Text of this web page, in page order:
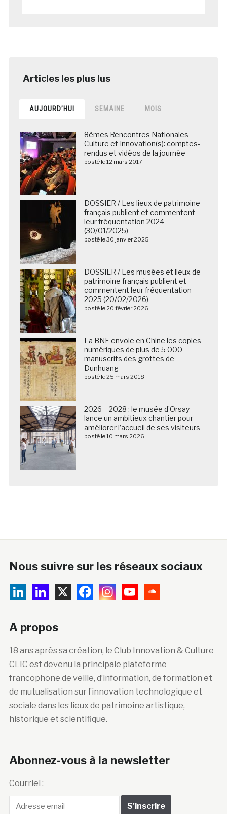
AUJOURD’HUI SEMAINE MOIS
8èmes Rencontres Nationales
Culture et Innovation(s): comptes-
rendus et vidéos de la journée
posté le 12 mars 2017
DOSSIER / Les lieux de patrimoine
français publient et commentent
leur fréquentation 2024
(30/01/2025)
posté le 30 janvier 2025
DOSSIER / Les musées et lieux de
patrimoine français publient et
commentent leur fréquentation
2025 (20/02/2026)
posté le 20 février 2026
La BNF envoie en Chine les copies
numériques de plus de 5 000
manuscrits des grottes de
Dunhuang
posté le 25 mars 2018
2026 – 2028 : le musée d’Orsay
lance un ambitieux chantier pour
améliorer l’accueil de ses visiteurs
posté le 10 mars 2026
Nous suivre sur les réseaux sociaux
A propos
18 ans après sa création, le Club Innovation & Culture
CLIC est devenu la principale plateforme
francophone de veille, d’information, de formation et
de mutualisation sur l’innovation technologique et
sociale dans les lieux de patrimoine artistique,
historique et scientifique.
Abonnez-vous à la newsletter
Courriel :